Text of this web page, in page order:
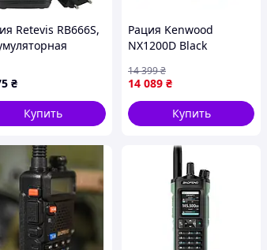
ношенияЗарядный USB-
Retevis RB666S,
₴
Купить
Рация Kenwood
NX1200D Black
14 089 ₴
14 399₴
Купить